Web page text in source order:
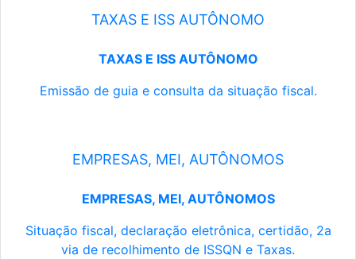
TAXAS E ISS AUTÔNOMO
TAXAS E ISS AUTÔNOMO
Emissão de guia e consulta da situação fiscal.
EMPRESAS, MEI, AUTÔNOMOS
EMPRESAS, MEI, AUTÔNOMOS
Situação fiscal, declaração eletrônica, certidão, 2a
via de recolhimento de ISSQN e Taxas.